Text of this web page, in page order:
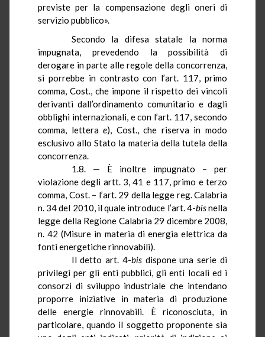
previste per la compensazione degli oneri di
servizio pubblico».
Secondo la difesa statale la norma
impugnata, prevedendo la possibilità di
derogare in parte alle regole della concorrenza,
si porrebbe in contrasto con l’art. 117, primo
comma, Cost., che impone il rispetto dei vincoli
derivanti dall’ordinamento comunitario e dagli
obblighi internazionali, e con l’art. 117, secondo
comma, letterae), Cost., che riserva in modo
esclusivo allo Stato la materia della tutela della
concorrenza.
1.8. — Èinoltre impugnato – per
violazione degli artt. 3, 41 e 117, primo e terzo
comma, Cost. – l’art. 29 della legge reg. Calabria
n. 34 del 2010, il quale introduce l’art. 4-bisnella
legge della Regione Calabria 29 dicembre 2008,
n. 42 (Misure in materia di energia elettrica da
fonti energetiche rinnovabili).
Il detto art. 4-bisdispone una serie di
privilegi per gli enti pubblici, gli enti locali ed i
consorzi di sviluppo industriale che intendano
proporre iniziative in materia di produzione
delle energie rinnovabili. È riconosciuta, in
particolare, quando il soggetto proponente sia